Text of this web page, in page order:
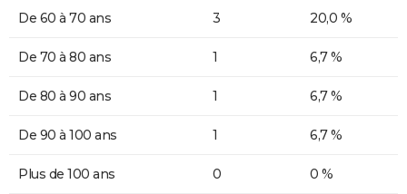
De 60 à 70 ans 3 20,0 %
De 70 à 80 ans 1 6,7 %
De 80 à 90 ans 1 6,7 %
De 90 à 100 ans 1 6,7 %
Plus de 100 ans 0 0 %